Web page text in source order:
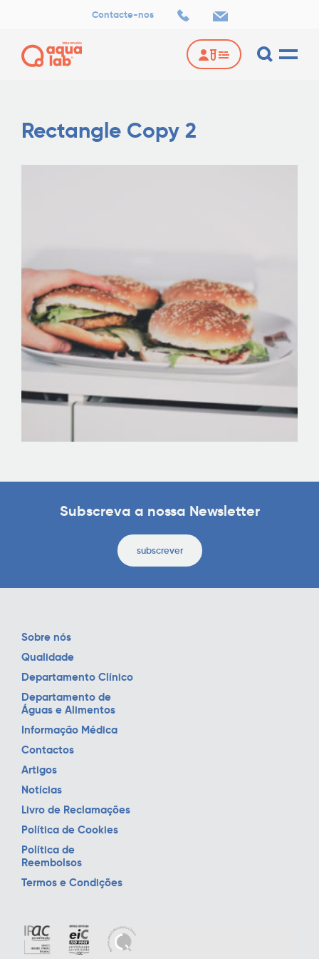
Contacte-nos
Rectangle Copy 2
Subscreva a nossa Newsletter
subscrever
Sobre nós
Qualidade
Departamento Clínico
Departamento de
Águas e Alimentos
Informação Médica
Contactos
Artigos
Notícias
Livro de Reclamações
Política de Cookies
Política de
Reembolsos
Termos e Condições